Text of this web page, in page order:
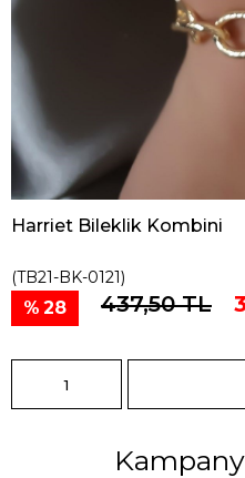
Harriet Bileklik Kombini
(TB21-BK-0121)
28 437,50 TL